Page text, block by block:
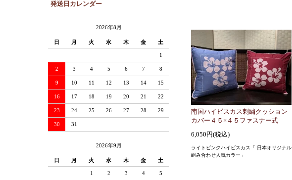
南国ハイビスカス刺繍クッション
カバー４５×４５ファスナー式
6,050円(税込)
ライトピンクハイビスカス「 日本オリジナル
組み合わせ人気カラー」
発送日カレンダー
2026年8月
日 月 火 水 木 金 土
1
2 3 4 5 6 7 8
9 10 11 12 13 14 15
16 17 18 19 20 21 22
23 24 25 26 27 28 29
30 31
2026年9月
日 月 火 水 木 金 土
1 2 3 4 5